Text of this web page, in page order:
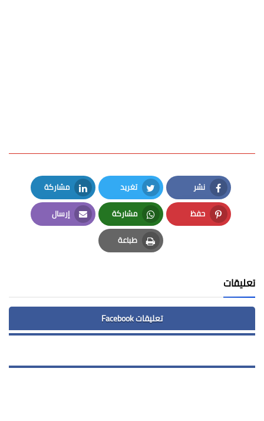
نشر
Facebook
تغريد
Twitter
مشاركة
LinkedIn
حفظ
Pinterest
مشاركة
Whatsapp
إرسال
Email
طباعة
Print
تعليقات
تعليقات Facebook